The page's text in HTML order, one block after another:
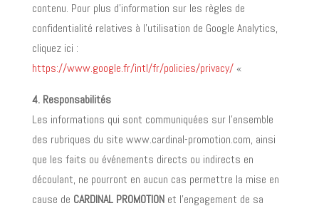
contenu. Pour plus d’information sur les règles de
confidentialité relatives à l’utilisation de Google Analytics,
cliquez ici :
https://www.google.fr/intl/fr/policies/privacy/«
4. Responsabilités
Les informations qui sont communiquées sur l’ensemble
des rubriques du site www.cardinal-promotion.com, ainsi
que les faits ou événements directs ou indirects en
découlant, ne pourront en aucun cas permettre la mise en
cause de CARDINAL PROMOTION et l’engagement de sa